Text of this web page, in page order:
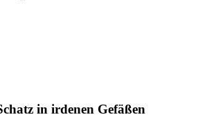
in irdenen Gefäßen